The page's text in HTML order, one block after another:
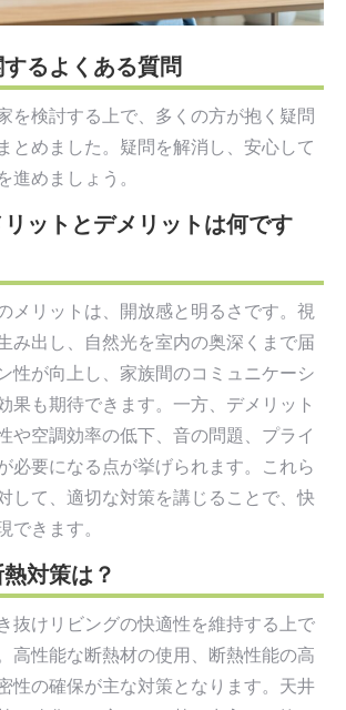
るよくある質問
を検討する上で、多くの方が抱く疑問
とめました。疑問を解消し、安心して
進めましょう。
ットとデメリットは何です
メリットは、開放感と明るさです。視
み出し、自然光を室内の奥深くまで届
性が向上し、家族間のコミュニケーシ
果も期待できます。一方、デメリット
や空調効率の低下、音の問題、プライ
必要になる点が挙げられます。これら
して、適切な対策を講じることで、快
できます。
対策は？
抜けリビングの快適性を維持する上で
高性能な断熱材の使用、断熱性能の高
性の確保が主な対策となります。天井